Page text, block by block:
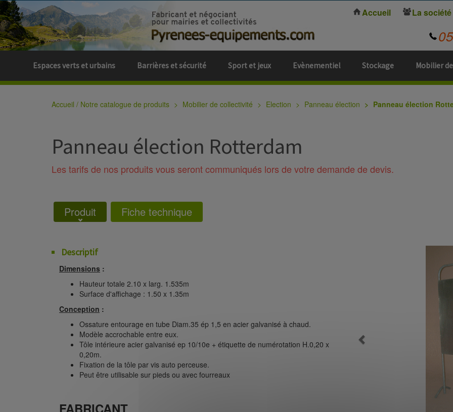
Espaces verts et urbains Barrières et sécurité Sport et jeux Evènementiel Stockage Mobilier
Accueil La société
Accueil / Notre catalogue de produits Mobilier de collectivité Election Panneau élection Panneau élection
Panneau élection Rotterdam
Les tarifs de nos produits vous seront communiqués lors de votre demande de devis.
Produit Fiche technique
Descriptif
Dimensions :
Hauteur totale 2.10 x larg. 1.535m
Surface d'affichage : 1.50 x 1.35m
Conception :
Ossature entourage en tube Diam.35 ép 1,5 en acier galvanisé à chaud.
Modèle accrochable entre eux.
Tôle intérieure acier galvanisé ep 10/10e + étiquette de numérotation H.0,20 x
0,20m.
Fixation de la tôle par vis auto perceuse.
Peut être utilisable sur pieds ou avec fourreaux
FABRICANT